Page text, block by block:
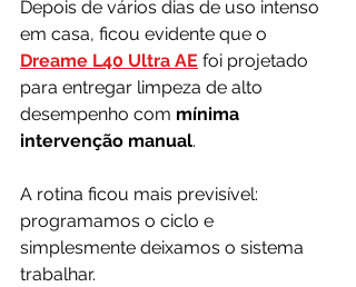
Depois de vários dias de uso intenso
em casa, ficou evidente que o
Dreame L40 Ultra AE foi projetado
para entregar limpeza de alto
desempenho com mínima
intervenção manual.
A rotina ficou mais previsível:
programamos o ciclo e
simplesmente deixamos o sistema
trabalhar.